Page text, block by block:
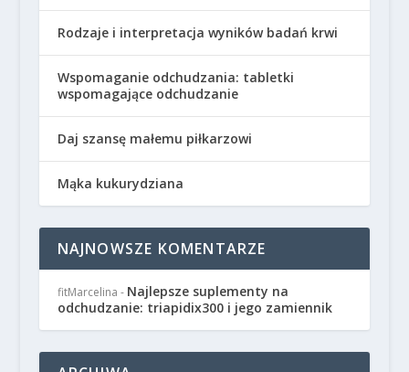
Rodzaje i interpretacja wyników badań krwi
Wspomaganie odchudzania: tabletki
wspomagające odchudzanie
Daj szansę małemu piłkarzowi
Mąka kukurydziana
NAJNOWSZE KOMENTARZE
fitMarcelina - Najlepsze suplementy na
odchudzanie: triapidix300 i jego zamiennik